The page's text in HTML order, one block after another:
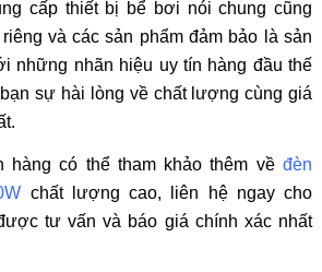
cấp thiết bị bể bơi nói chung cũng
và các sản phẩm đảm bảo là sản
những nhãn hiệu uy tín hàng đầu thế
sự hài lòng về chất lượng cùng giá
hàng có thể tham khảo thêm vềđèn
chất lượng cao, liên hệ ngay cho
tư vấn và báo giá chính xác nhất